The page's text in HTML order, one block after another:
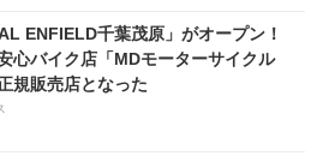
ENFIELD千葉茂原」がオープン！
心バイク店「MDモーターサイクル
規販売店となった